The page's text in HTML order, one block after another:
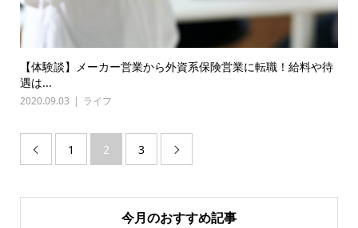
【体験談】メーカー営業から外資系保険営業に転職！給料や待
遇は...
2020.09.03 ライフ
 1 2 3 
今月のおすすめ記事